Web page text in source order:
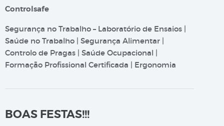
Controlsafe
Segurança no Trabalho – Laboratório de Ensaios |
Saúde no Trabalho | Segurança Alimentar |
Controlo de Pragas | Saúde Ocupacional |
Formação Profissional Certificada | Ergonomia
BOAS FESTAS!!!